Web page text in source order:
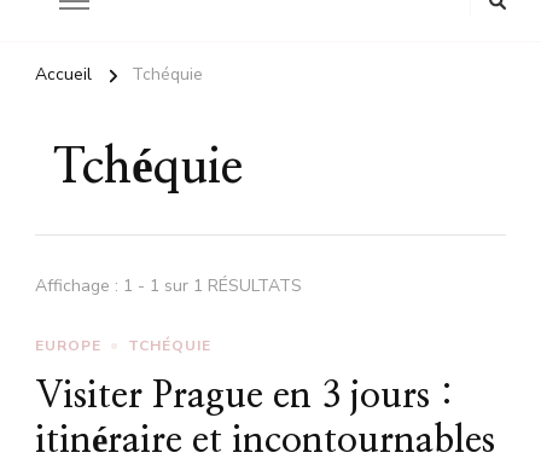
Accueil Tchéquie
Tchéquie
Affichage : 1 - 1 sur 1 RÉSULTATS
EUROPE TCHÉQUIE
Visiter Prague en 3 jours :
itinéraire et incontournables